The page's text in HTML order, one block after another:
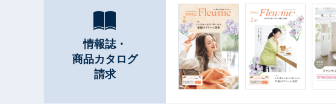
情報誌・
商品カタログ
請求